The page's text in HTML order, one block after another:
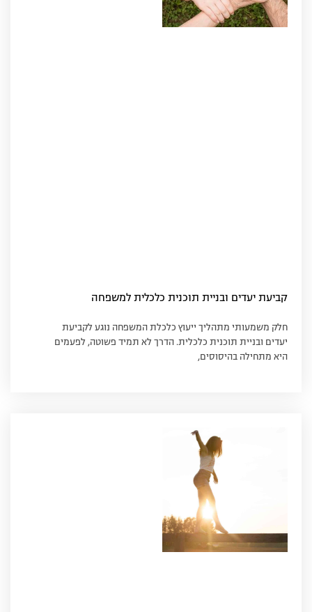
קביעת יעדים ובניית תוכנית כלכלית למשפחה
חלק משמעותי מתהליך ייעוץ כלכלת המשפחה נוגע לקביעת
יעדים ובניית תוכנית כלכלית. הדרך לא תמיד פשוטה, לפעמים
היא מתחילה בהיסוסים,